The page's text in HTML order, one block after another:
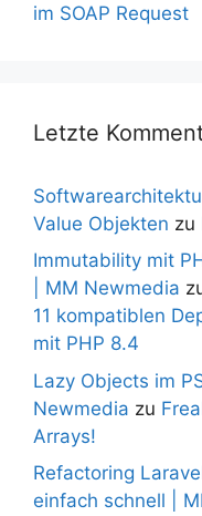
im SOAP Request
Letzte
Value Objekten zu
Immutability mit
| MM Newmedia
11 kompatiblen
mit PHP 8.4
Lazy Objects im
Newmedia zu
Arrays!
Refactoring
einfach schnell |